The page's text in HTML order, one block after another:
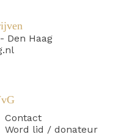
- Den Haag
Contact
Word lid / donateur